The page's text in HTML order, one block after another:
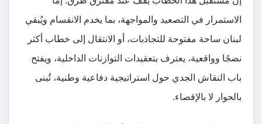
الاستمرار في التصعيد والمواجهة، بما يخدم الانقسام ويُبقي
لبنان ساحة مفتوحة للتجاذبات، أو الانتقال إلى خطاب أكثر
نضجًا وواقعية، يعترف بتعقيدات التوازنات الداخلية، ويفتح
باب النقاش الجدي حول استراتيجية دفاعية وطنية، تُبنى
بالحوار لا بالإقصاء.